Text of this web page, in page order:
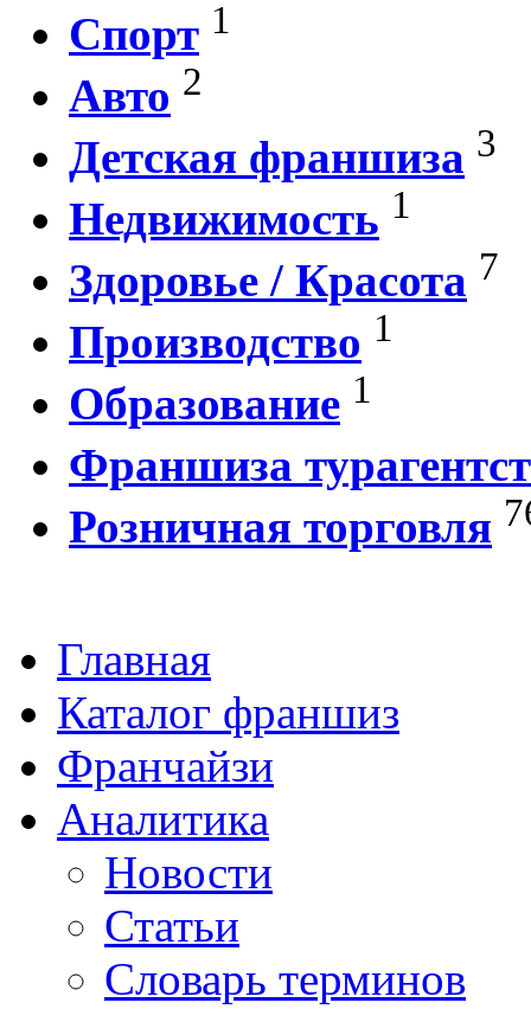
Спорт 1
Авто 2
Детская франшиза 3
Недвижимость 1
Здоровье / Красота 7
Производство 1
Образование 1
Франшиза
Розничная торговля
Главная
Каталог франшиз
Франчайзи
Аналитика
Новости
Статьи
Словарь терминов